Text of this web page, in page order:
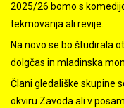
2025/26 bomo s
tekmovanja ali revije.
Na novo se bo študirala
dolgčas in mladinska
Člani gledališke skupine
okviru Zavoda ali v